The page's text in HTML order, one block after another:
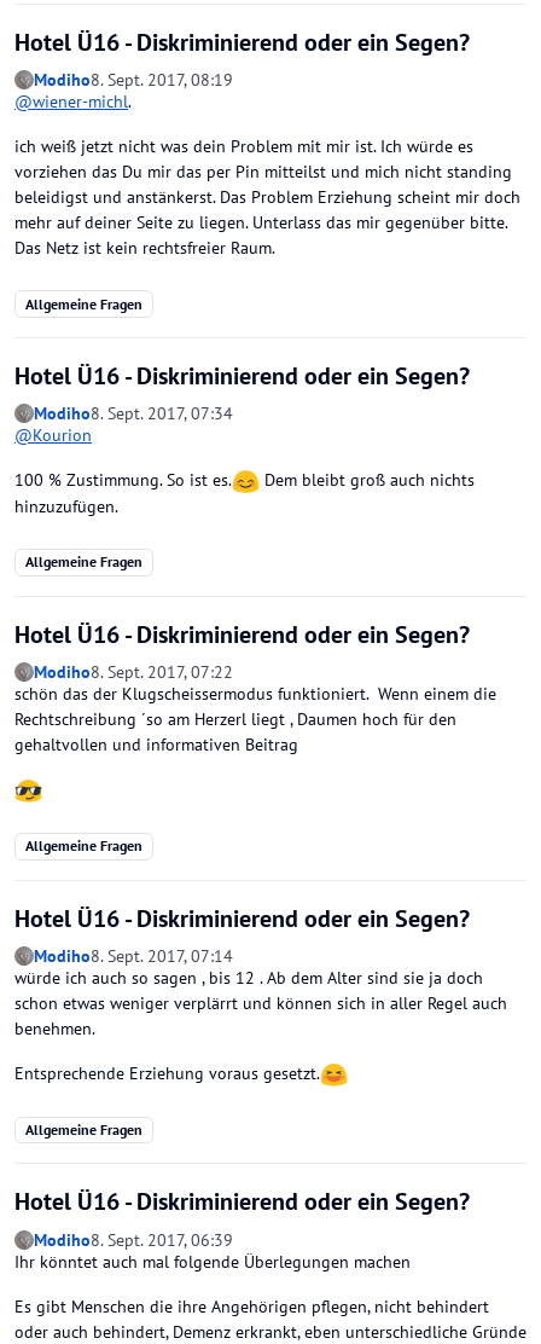
Hotel Ü16 - Diskriminierend oder ein Segen?
Modiho8. Sept. 2017, 08:19
@wiener-michl.
ich weiß jetzt nicht was dein Problem mit mir ist. Ich würde es
vorziehen das Du mir das per Pin mitteilst und mich nicht standing
beleidigst und anstänkerst. Das Problem Erziehung scheint mir doch
mehr auf deiner Seite zu liegen. Unterlass das mir gegenüber bitte.
Das Netz ist kein rechtsfreier Raum.
Allgemeine Fragen
Hotel Ü16 - Diskriminierend oder ein Segen?
Modiho8. Sept. 2017, 07:34
@Kourion
100 % Zustimmung. So ist es.
Dem bleibt groß auch nichts
hinzuzufügen.
Allgemeine Fragen
Hotel Ü16 - Diskriminierend oder ein Segen?
Modiho8. Sept. 2017, 07:22
schön das der Klugscheissermodus funktioniert. Wenn einem die
Rechtschreibung ´so am Herzerl liegt , Daumen hoch für den
gehaltvollen und informativen Beitrag
Allgemeine Fragen
Hotel Ü16 - Diskriminierend oder ein Segen?
Modiho8. Sept. 2017, 07:14
würde ich auch so sagen , bis 12 . Ab dem Alter sind sie ja doch
schon etwas weniger verplärrt und können sich in aller Regel auch
benehmen.
Entsprechende Erziehung voraus gesetzt.
Allgemeine Fragen
Hotel Ü16 - Diskriminierend oder ein Segen?
Modiho8. Sept. 2017, 06:39
Ihr könntet auch mal folgende Überlegungen machen
Es gibt Menschen die ihre Angehörigen pflegen, nicht behindert
oder auch behindert, Demenz erkrankt, eben unterschiedliche Gründe